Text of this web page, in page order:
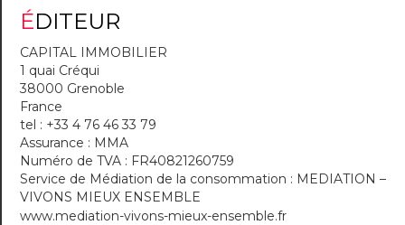
ÉDITEUR
CAPITAL IMMOBILIER
1 quai Créqui
38000 Grenoble
France
tel : +33 4 76 46 33 79
Assurance : MMA
Numéro de TVA : FR40821260759
Service de Médiation de la consommation : MEDIATION –
VIVONS MIEUX ENSEMBLE
www.mediation-vivons-mieux-ensemble.fr